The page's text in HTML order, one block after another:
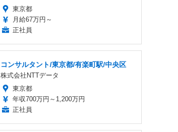
東京都
月給67万円～
正社員
コンサルタント/東京都/有楽町駅/中央区
株式会社NTTデータ
東京都
年収700万円～1,200万円
正社員